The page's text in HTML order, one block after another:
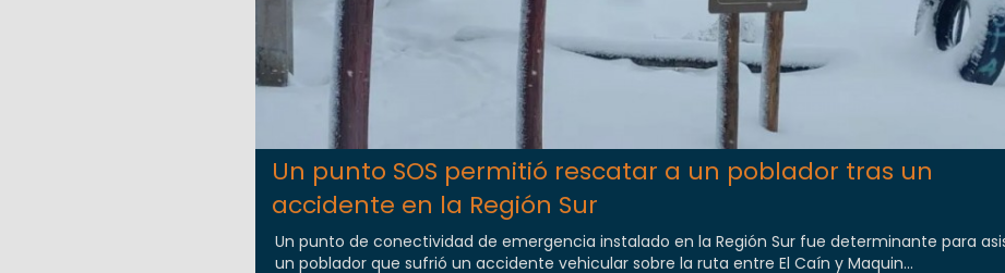
Un punto SOS permitió rescatar a un poblador tras un
accidente en la Región Sur
Un punto de conectividad de emergencia instalado en la Región Sur fue determinante para
un poblador que sufrió un accidente vehicular sobre la ruta entre El Caín y Maquin...